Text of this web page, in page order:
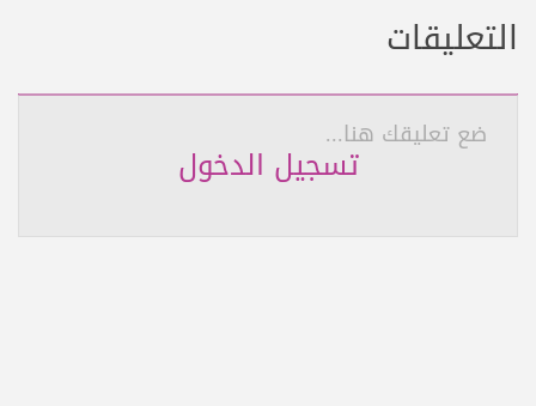
التعليقات
تسجيل الدخول
ضع تعليقك هنا...